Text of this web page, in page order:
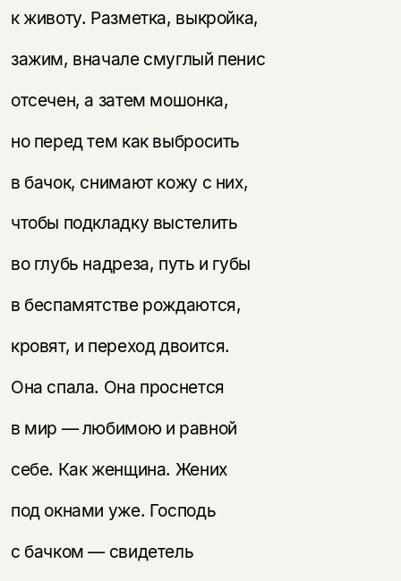
к животу. Разметка, выкройка,
зажим, вначале смуглый пенис
отсечен, а затем мошонка,
но перед тем как выбросить
в бачок, снимают кожу с них,
чтобы подкладку выстелить
во глубь надреза, путь и губы
в беспамятстве рождаются,
кровят, и переход двоится.
Она спала. Она проснется
в мир — любимою и равной
себе. Как женщина. Жених
под окнами уже. Господь
с бачком — свидетель
Подписка на рассылку
Раз в неделю мы отправляем рассылку
За подписку дарим промокод на
Этой книги временно
нет в продаже.
Вы можете подписаться на
на склад получить письмо на указанный
электронный адрес.
не предназначена для